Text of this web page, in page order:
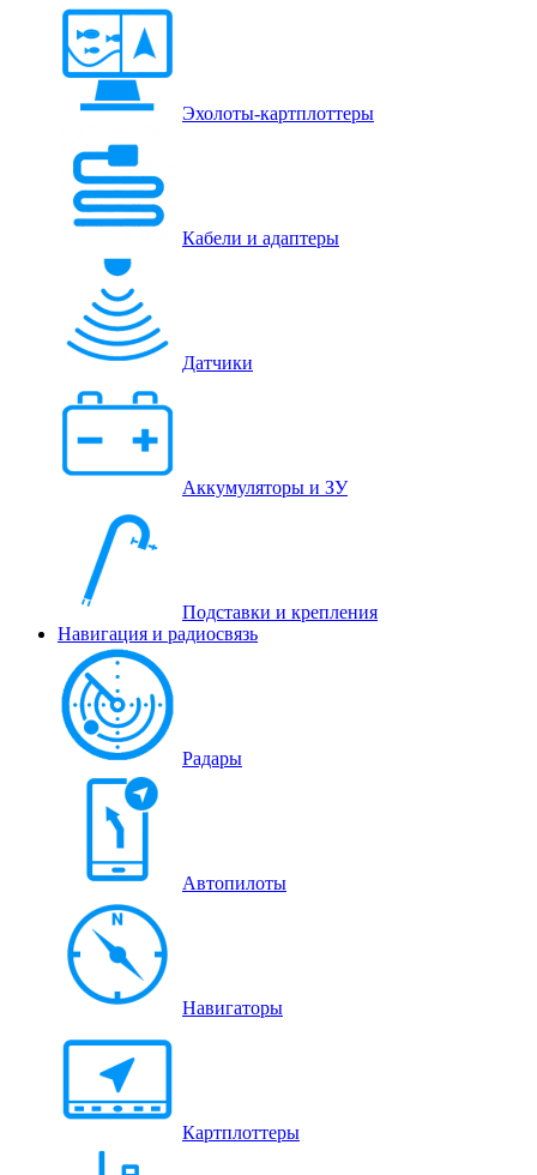
Эхолоты-картплоттеры
Кабели и адаптеры
Датчики
Аккумуляторы и ЗУ
Подставки и крепления
Навигация и радиосвязь
Радары
Автопилоты
Навигаторы
Картплоттеры